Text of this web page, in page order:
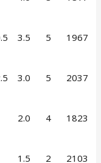
3.5 5 1967
3.0 5 2037
2.0 4 1823
1.5 2 2103